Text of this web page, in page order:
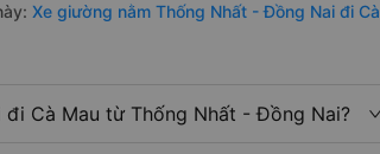
Xe giường nằm Thống Nhất - Đồng Nai đi Cà
Cà Mau từ Thống Nhất - Đồng Nai?